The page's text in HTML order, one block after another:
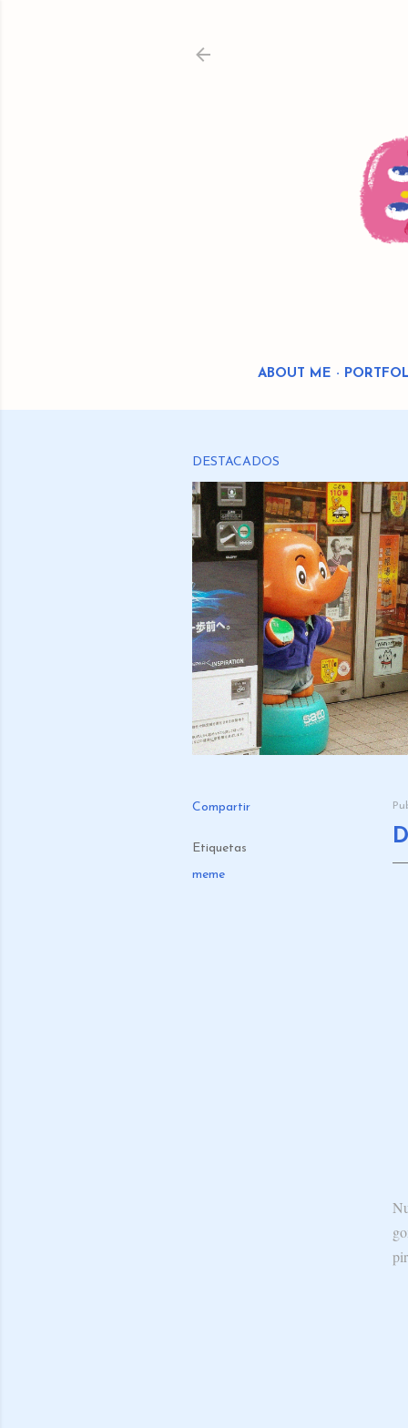
ABOUT ME
DESTACADOS
Compartir
Etiquetas
meme